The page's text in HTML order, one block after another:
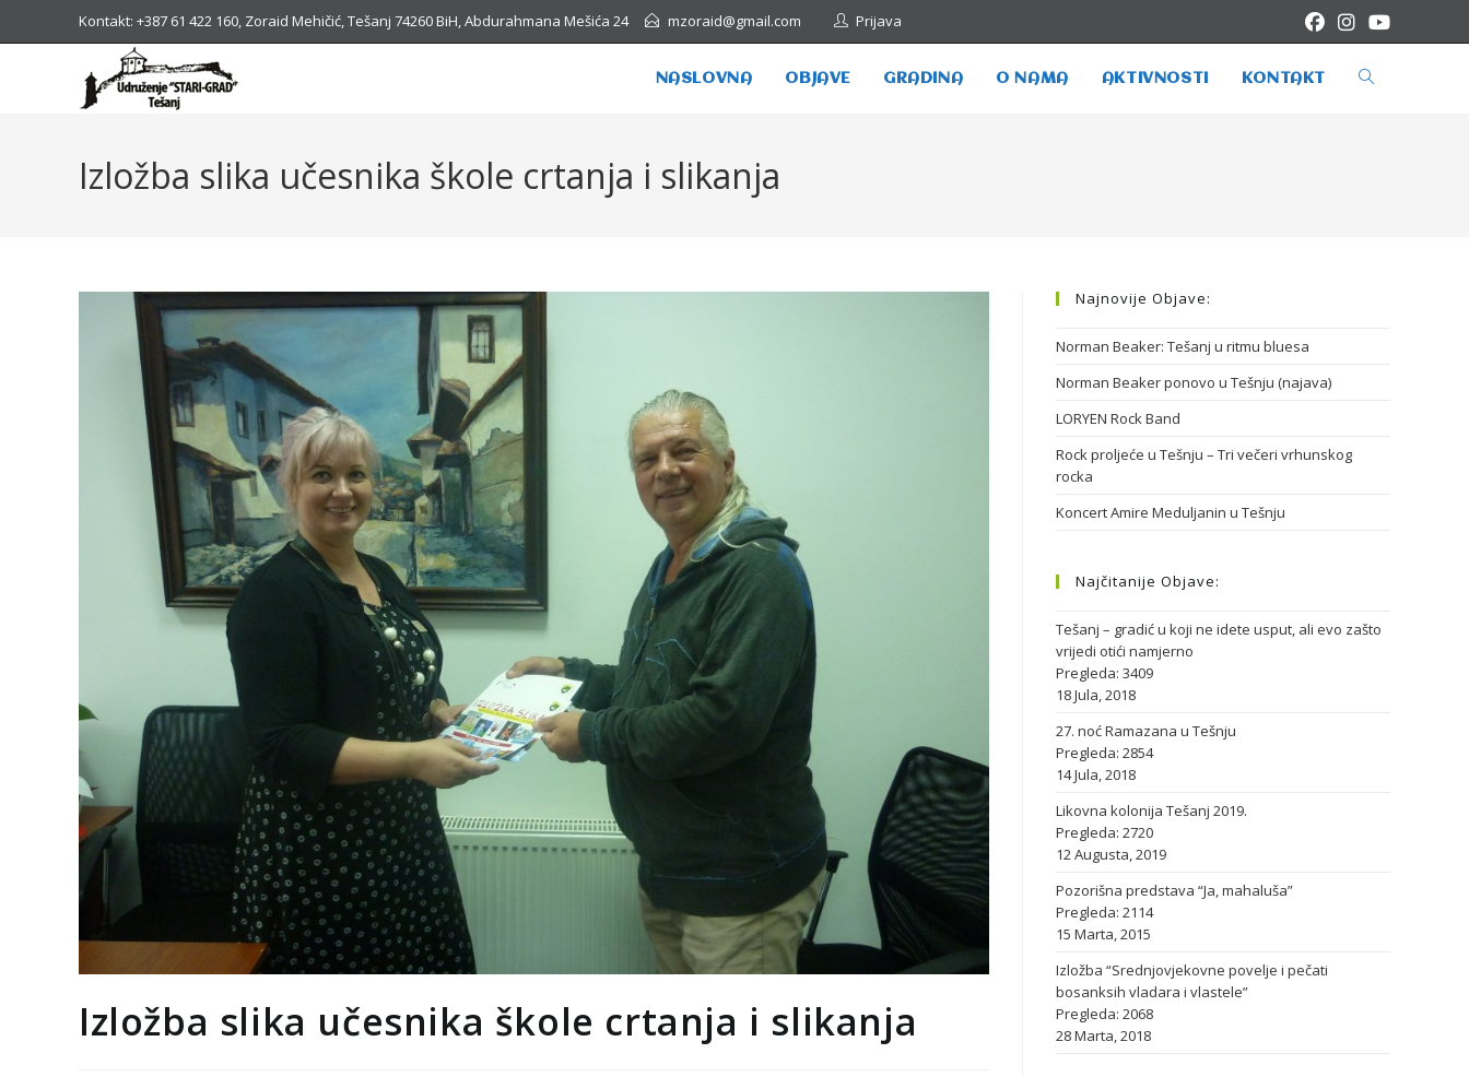
Kontakt: +387 61 422 160, Zoraid Mehičić, Tešanj 74260 BiH, Abdurahmana Mešića 24 mzoraid@gmail.com Prijava
NASLOVNA OBJAVE GRADINA O NAMA AKTIVNOSTI KONTAKT
Izložba slika učesnika škole crtanja i slikanja
Izložba slika učesnika škole crtanja i slikanja
Najnovije Objave:
Norman Beaker: Tešanj u ritmu bluesa
Norman Beaker ponovo u Tešnju (najava)
LORYEN Rock Band
Rock proljeće u Tešnju – Tri večeri vrhunskog
rocka
Koncert Amire Meduljanin u Tešnju
Najčitanije Objave:
Tešanj – gradić u koji ne idete usput, ali evo zašto
vrijedi otići namjerno
Pregleda: 3409
18 Jula, 2018
27. noć Ramazana u Tešnju
Pregleda: 2854
14 Jula, 2018
Likovna kolonija Tešanj 2019.
Pregleda: 2720
12 Augusta, 2019
Pozorišna predstava “Ja, mahaluša”
Pregleda: 2114
15 Marta, 2015
Izložba “Srednjovjekovne povelje i pečati
bosanksih vladara i vlastele”
Pregleda: 2068
28 Marta, 2018